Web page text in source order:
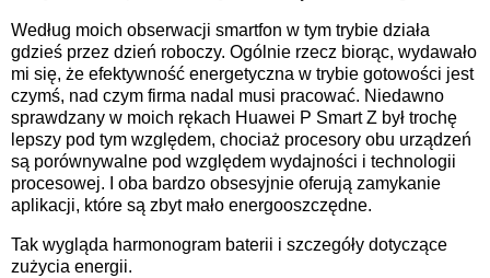
Według moich obserwacji smartfon w tym trybie działa
gdzieś przez dzień roboczy. Ogólnie rzecz biorąc, wydawało
mi się, że efektywność energetyczna w trybie gotowości jest
czymś, nad czym firma nadal musi pracować. Niedawno
sprawdzany w moich rękach Huawei P Smart Z był trochę
lepszy pod tym względem, chociaż procesory obu urządzeń
są porównywalne pod względem wydajności i technologii
procesowej. I oba bardzo obsesyjnie oferują zamykanie
aplikacji, które są zbyt mało energooszczędne.
Tak wygląda harmonogram baterii i szczegóły dotyczące
zużycia energii.